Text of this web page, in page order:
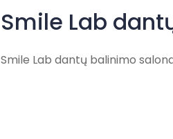
Smile Lab
Smile Lab dantų balinimo